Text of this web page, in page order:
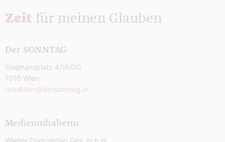
Zeit für meinen Glauben
Der SONNTAG
Stephansplatz 4/VI/DG
1010 Wien
redaktion@dersonntag.at
Medieninhaberin
Wiener Dom-Verlag Ges. m.b.H.